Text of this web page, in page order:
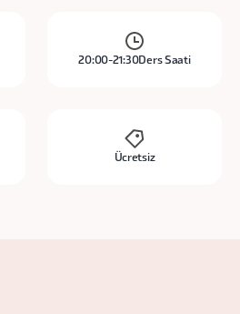
20:00-21:30Ders Saati
Ücretsiz